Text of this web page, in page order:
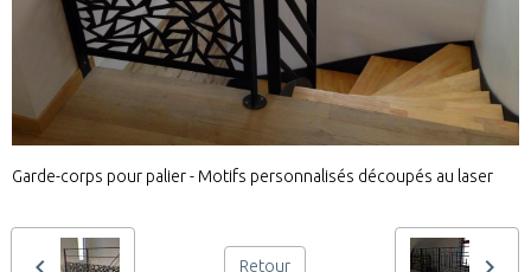
Garde-corps pour palier - Motifs personnalisés découpés au laser
Retour